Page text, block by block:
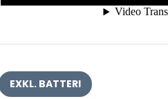
EXKL. BATTERI